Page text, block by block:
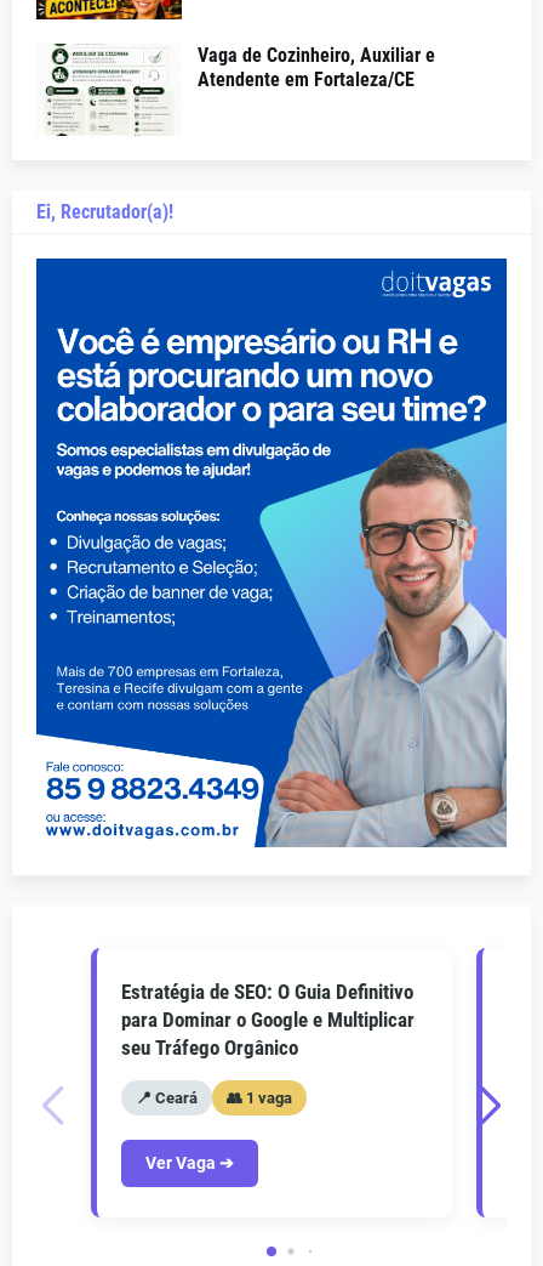
Vaga de Cozinheiro, Auxiliar e
Atendente em Fortaleza/CE
Ei, Recrutador(a)!
Estratégia de SEO: O Guia Definitivo
para Dominar o Google e Multiplicar
seu Tráfego Orgânico
📍 Ceará 👥 1 vaga
Ver Vaga ➔